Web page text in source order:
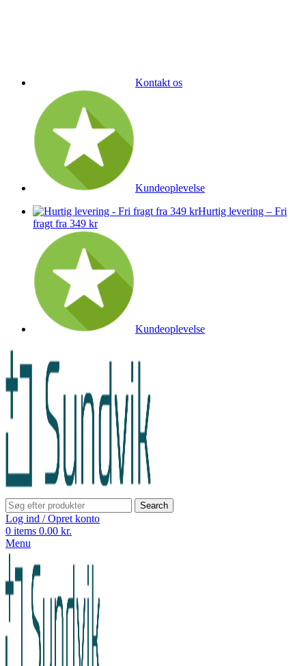
Kontakt os
Kundeoplevelse
Hurtig levering – Fri
fragt fra 349 kr
Kundeoplevelse
Search
Log ind / Opret konto
0 items 0.00 kr.
Menu